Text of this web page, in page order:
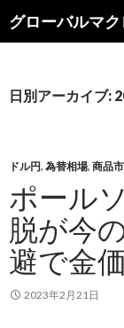
索
ン
キ
プ
日別アーカイブ:
ドル円, 為替相場, 商品
ポール
脱が今
避で金
2023年2月21日